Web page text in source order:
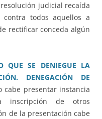
judicial recaída
todos aquellos a
rectificar conceda algún
QUE SE DENIEGUE LA
DENEGACIÓN DE
cabe presentar instancia
inscripción de otros
de la presentación cabe